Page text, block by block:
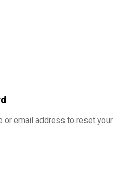
or email address to reset your